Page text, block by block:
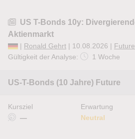
US T-Bonds 10y:
Aktienmarkt
| Ronald Gehrt | 10.08.2026 |
Gültigkeit der Analyse:
1 Woche
US-T-Bonds (10 Jahre) Future
Kursziel
—
Erwartung
Neutral